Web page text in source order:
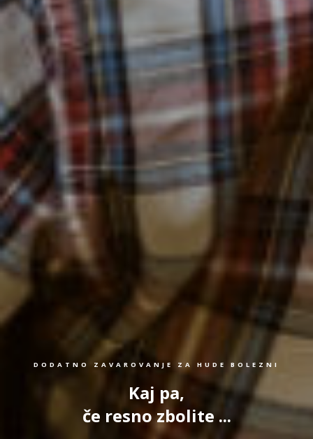
DODATNO ZAVAROVANJE ZA HUDE BOLEZNI
Kaj pa,
če resno zbolite ...